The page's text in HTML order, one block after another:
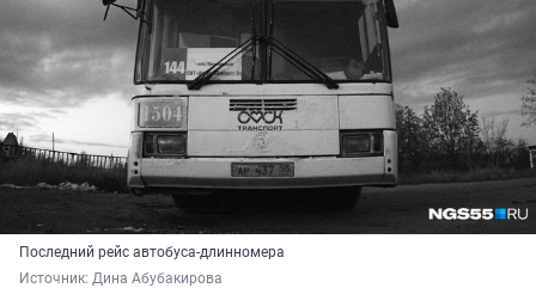
Последний рейс автобуса-длинномера
Источник: Дина Абубакирова